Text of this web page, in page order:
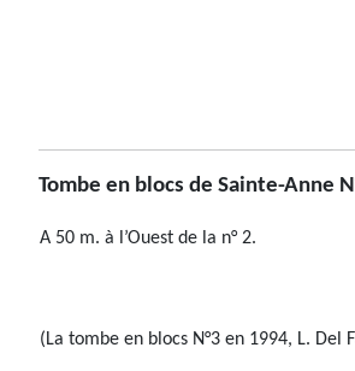
Tombe en blocs de Sainte-Anne
A 50 m. à l’Ouest de la n° 2.
(La tombe en blocs N°3 en 1994, L. Del